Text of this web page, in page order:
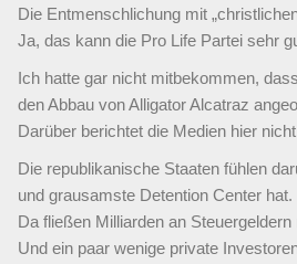
Die Entmenschlichung mit
Ja, das kann die Pro Life Partei sehr
Ich hatte gar nicht mitbekommen,
den Abbau von Alligator Alcatraz
Darüber berichtet die Medien hier
Die republikanische Staaten fühlen
und grausamste Detention Center hat.
Da fließen Milliarden an Steuergeldern
Und ein paar wenige private